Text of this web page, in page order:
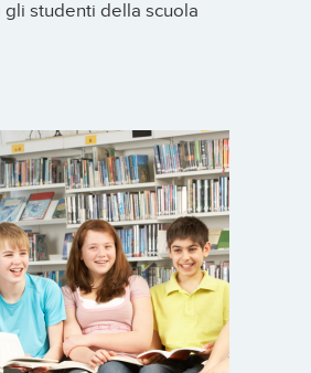
studenti della scuola